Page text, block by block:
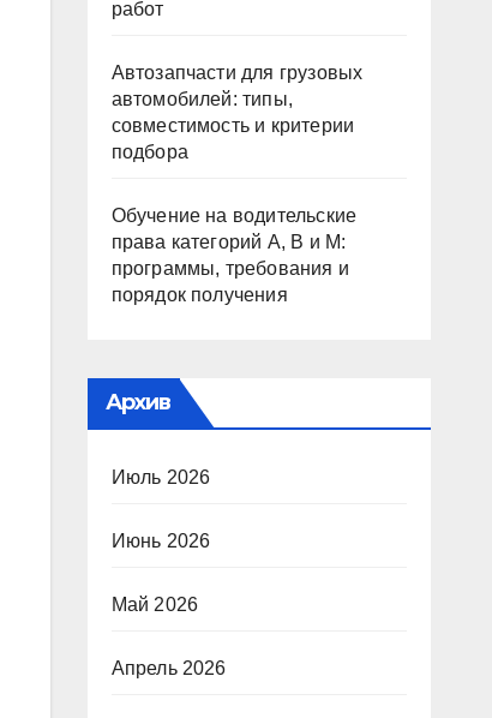
работ
Автозапчасти для грузовых
автомобилей: типы,
совместимость и критерии
подбора
Обучение на водительские
права категорий A, B и M:
программы, требования и
порядок получения
Архив
Июль 2026
Июнь 2026
Май 2026
Апрель 2026